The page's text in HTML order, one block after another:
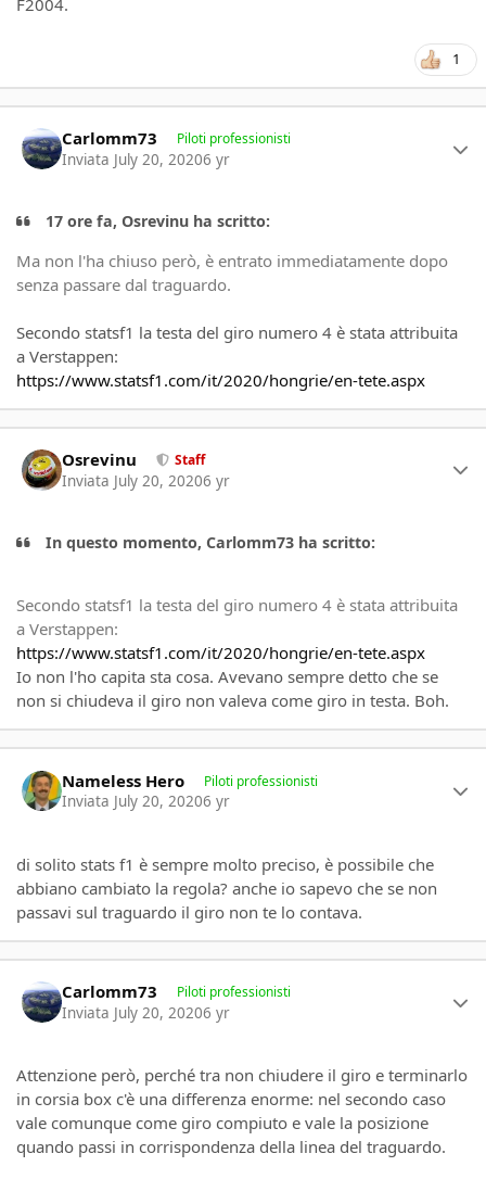
1
Carlomm73 Piloti professionisti
Inviata July 20, 20206 yr
17 ore fa, Osrevinu ha scritto:
Ma non l'ha chiuso però, è entrato immediatamente dopo
senza passare dal traguardo.
Secondo statsf1 la testa del giro numero 4 è stata attribuita
a Verstappen:
https://www.statsf1.com/it/2020/hongrie/en-tete.aspx
Osrevinu Staff
Inviata July 20, 20206 yr
In questo momento, Carlomm73 ha scritto:
Secondo statsf1 la testa del giro numero 4 è stata attribuita
a Verstappen:
https://www.statsf1.com/it/2020/hongrie/en-tete.aspx
Io non l'ho capita sta cosa. Avevano sempre detto che se
non si chiudeva il giro non valeva come giro in testa. Boh.
Nameless Hero Piloti professionisti
Inviata July 20, 20206 yr
di solito stats f1 è sempre molto preciso, è possibile che
abbiano cambiato la regola? anche io sapevo che se non
passavi sul traguardo il giro non te lo contava.
Carlomm73 Piloti professionisti
Inviata July 20, 20206 yr
Attenzione però, perché tra non chiudere il giro e terminarlo
in corsia box c'è una differenza enorme: nel secondo caso
vale comunque come giro compiuto e vale la posizione
quando passi in corrispondenza della linea del traguardo.